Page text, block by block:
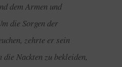
dem Armen und
die Sorgen der
zehrte er sein
die Nackten zu bekleiden,